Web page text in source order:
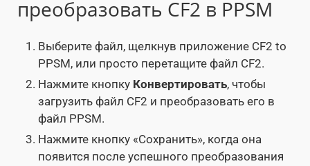
преобразовать CF2 в PPSM
Выберите файл, щелкнув приложение CF2 to
PPSM, или просто перетащите файл CF2.
Нажмите кнопку Конвертировать, чтобы
загрузить файл CF2 и преобразовать его в
файл PPSM.
Нажмите кнопку «Сохранить», когда она
появится после успешного преобразования